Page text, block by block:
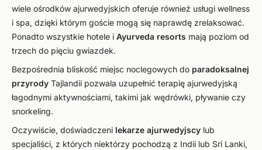
wiele ośrodków ajurwedyjskich oferuje również usługi wellness
i spa, dzięki którym goście mogą się naprawdę zrelaksować.
Ponadto wszystkie hotele i Ayurveda resorts mają poziom od
trzech do pięciu gwiazdek.
Bezpośrednia bliskość miejsc noclegowych do paradoksalnej
przyrody Tajlandii pozwala uzupełnić terapię ajurwedyjską
łagodnymi aktywnościami, takimi jak wędrówki, pływanie czy
snorkeling.
Oczywiście, doświadczeni lekarze ajurwedyjscy lub
specjaliści, z których niektórzy pochodzą z Indii lub Sri Lanki,